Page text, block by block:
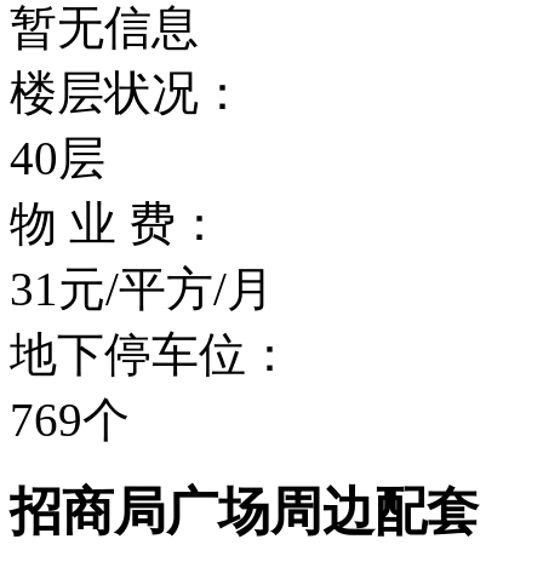
暂无信息
楼层状况：
40层
物 业 费：
31元/平方/月
地下停车位：
769个
招商局广场周边配套